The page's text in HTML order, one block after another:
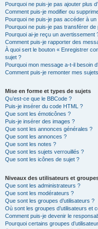
Pourquoi ne puis-je pas ajouter plus
Comment puis-je modifier ou
Pourquoi ne puis-je pas accéder à un
Pourquoi ne puis-je pas transférer de
Pourquoi ai-je reçu un avertissement
Comment puis-je rapporter des
À quoi sert le bouton « Enregistrer
sujet ?
Pourquoi mon message a-t-il besoin
Comment puis-je remonter mes
Mise en forme et types de sujets
Qu’est-ce que le BBCode ?
Puis-je insérer du code HTML ?
Que sont les émoticônes ?
Puis-je insérer des images ?
Que sont les annonces générales ?
Que sont les annonces ?
Que sont les notes ?
Que sont les sujets verrouillés ?
Que sont les icônes de sujet ?
Niveaux des utilisateurs et
Que sont les administrateurs ?
Que sont les modérateurs ?
Que sont les groupes d’utilisateurs ?
Où sont les groupes d’utilisateurs et
Comment puis-je devenir le
Pourquoi certains groupes